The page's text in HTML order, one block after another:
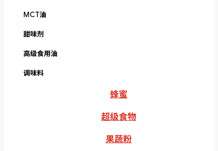
MCT油
甜味剂
高级食用油
调味料
蜂蜜
超级食物
果蔬粉